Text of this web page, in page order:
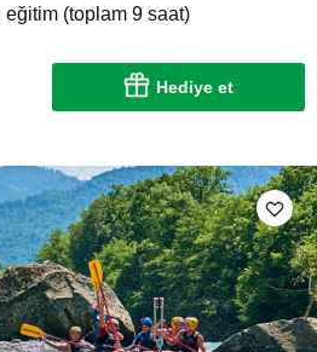
(toplam 9 saat)
Hediye et